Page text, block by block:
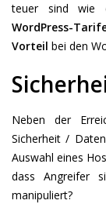
teuer sind wie
WordPress-
Vorteil bei den
Neben der
Sicherheit /
Auswahl eines
dass Angreifer
manipuliert?